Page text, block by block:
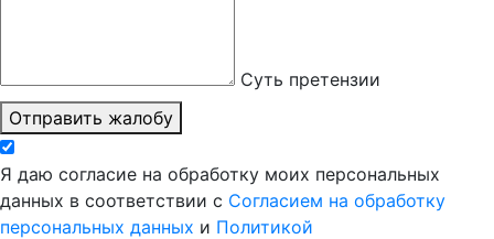
Суть претензии
Отправить жалобу
Я даю согласие на обработку моих персональных
данных в соответствии с Согласием на обработку
персональных данных и Политикой